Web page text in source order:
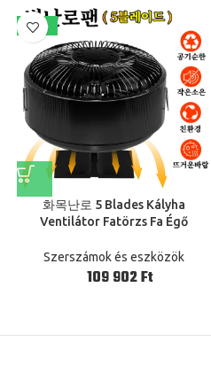
-13%
화목난로 5 Blades Kályha
Ventilátor Fatörzs Fa Égő
Otthoni Hatékony Hőelosztási
Szerszámok és eszközök
Ft